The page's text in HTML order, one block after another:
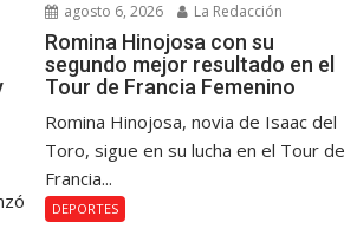
agosto 6, 2026 La Redacción
Romina Hinojosa con su
segundo mejor resultado en el
Tour de Francia Femenino
Romina Hinojosa, novia de Isaac del
Toro, sigue en su lucha en el Tour de
Francia...
DEPORTES